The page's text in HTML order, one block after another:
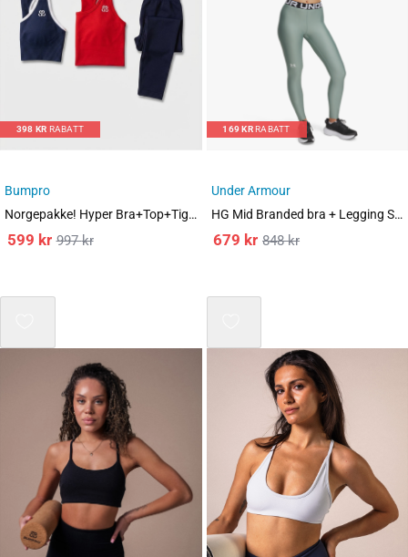
398 KR RABATT
Bumpro
Norgepakke! Hyper Bra+Top+Tights Blue/Red
997kr
599 kr
169 KRRABATT
Under Armour
HG Mid Branded bra + Legging Silica Green SET
848kr
679 kr